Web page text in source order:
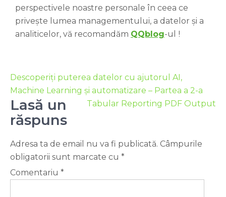
perspectivele noastre personale în ceea ce
privește lumea managementului, a datelor și a
analiticelor, vă recomandăm QQblog-ul !
Descoperiți puterea datelor cu ajutorul AI,
Machine Learning și automatizare – Partea a 2-a
Tabular Reporting PDF Output
Lasă un
răspuns
Adresa ta de email nu va fi publicată. Câmpurile
obligatorii sunt marcate cu *
Comentariu *